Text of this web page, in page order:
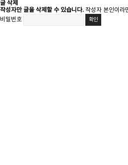
글 삭제
작성자만 글을 삭제할 수 있습니다. 작성자 본인이라
비밀번호